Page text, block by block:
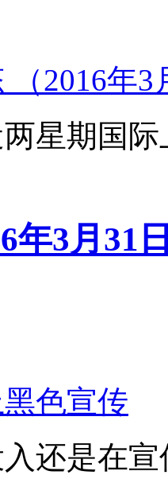
（2016年
星期国
年3月31
色宣传
还是在